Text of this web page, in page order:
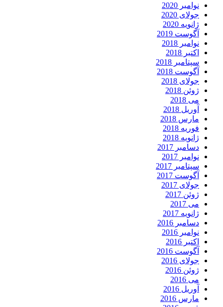
نوامبر 2020
جولای 2020
ژانویه 2020
آگوست 2019
نوامبر 2018
اکتبر 2018
سپتامبر 2018
آگوست 2018
جولای 2018
ژوئن 2018
می 2018
آوریل 2018
مارس 2018
فوریه 2018
ژانویه 2018
دسامبر 2017
نوامبر 2017
سپتامبر 2017
آگوست 2017
جولای 2017
ژوئن 2017
می 2017
ژانویه 2017
دسامبر 2016
نوامبر 2016
اکتبر 2016
آگوست 2016
جولای 2016
ژوئن 2016
می 2016
آوریل 2016
مارس 2016